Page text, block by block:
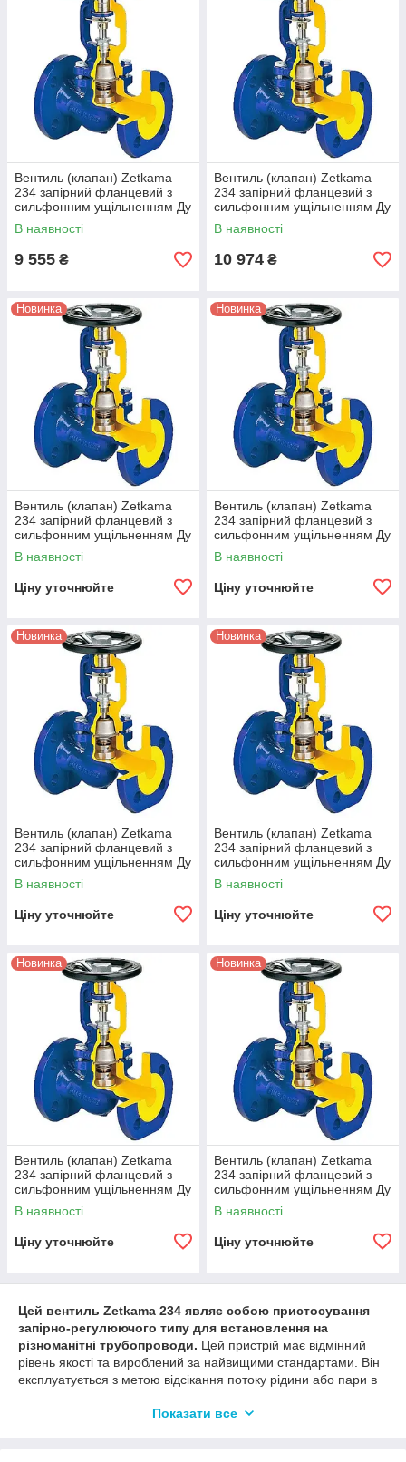
Вентиль (клапан) Zetkama
234 запірний фланцевий з
сильфонним ущільненням Ду
40
В наявності
9 555 ₴
Вентиль (клапан) Zetkama
234 запірний фланцевий з
сильфонним ущільненням Ду
50
В наявності
10 974 ₴
Новинка
Вентиль (клапан) Zetkama
234 запірний фланцевий з
сильфонним ущільненням Ду
65
В наявності
Ціну уточнюйте
Новинка
Вентиль (клапан) Zetkama
234 запірний фланцевий з
сильфонним ущільненням Ду
80
В наявності
Ціну уточнюйте
Новинка
Вентиль (клапан) Zetkama
234 запірний фланцевий з
сильфонним ущільненням Ду
100
В наявності
Ціну уточнюйте
Новинка
Вентиль (клапан) Zetkama
234 запірний фланцевий з
сильфонним ущільненням Ду
125
В наявності
Ціну уточнюйте
Новинка
Вентиль (клапан) Zetkama
234 запірний фланцевий з
сильфонним ущільненням Ду
150
В наявності
Ціну уточнюйте
Новинка
Вентиль (клапан) Zetkama
234 запірний фланцевий з
сильфонним ущільненням Ду
200
В наявності
Ціну уточнюйте
Цей вентиль Zetkama 234 являє собою пристосування
запірно-регулюючого типу для встановлення на
різноманітні трубопроводи. Цей пристрій має відмінний
рівень якості та вироблений за найвищими стандартами. Він
експлуатується з метою відсікання потоку рідини або пари в
і водопостачанні. Агрегат пройшов необхідні випробування
Показати все